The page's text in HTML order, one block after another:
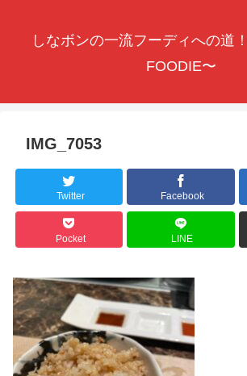
しなボンの一流フーディへの道
FOODIE〜
IMG_7053
Twitter Facebook
Pocket LINE